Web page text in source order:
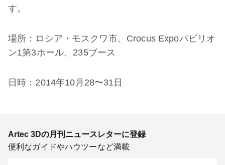
す。
場所：ロシア・モスクワ市、 Crocus Expoパビリオ
ン1第3ホール、 235ブース
日時： 2014年10 月 28〜31 日
Artec 3Dの月刊ニュースレターに登録
便利なガイドやハウツーなど満載